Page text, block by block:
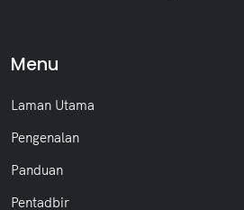
Menu
Laman Utama
Pengenalan
Panduan
Pentadbir